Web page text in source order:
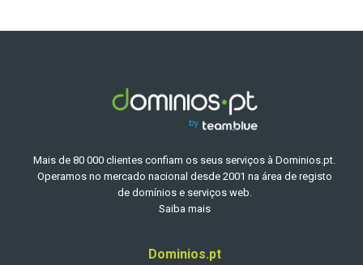
Mais de 80 000 clientes confiam os seus serviços à Dominios.pt.
Operamos no mercado nacional desde 2001 na área de registo
de domínios e serviços web.
Saiba mais
Dominios.pt